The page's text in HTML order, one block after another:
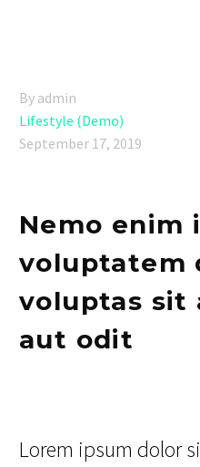
By admin
Lifestyle (Demo)
September 17, 2019
Nemo enim
voluptatem
voluptas sit
aut odit
Lorem ipsum dolor